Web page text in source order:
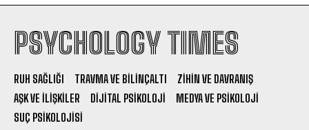
PSYCHOLOGY TIMES
RUH SAĞLIĞI TRAVMA VE BILINÇALTI
ZIHIN VE DAVRANIŞ
AŞK VE İLIŞKILER
DIJITAL PSIKOLOJI
MEDYA VE PSIKOLOJI
SUÇ PSIKOLOJISI